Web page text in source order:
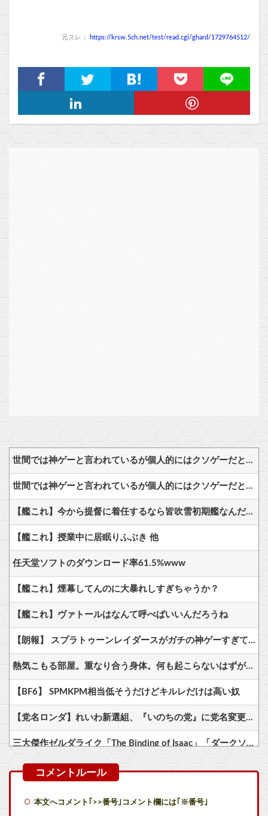
元スレ： https://krsw.5ch.net/test/read.cgi/ghard/1729764512/
世間では神ゲーと言われているが個人的にはクソゲーだと思うゲーム挙げてけ
世間では神ゲーと言われているが個人的にはクソゲーだと思うゲーム挙げてけ
【艦これ】今から提督に着任するなら皆吹雪初期艦なんだろうか
【艦これ】授業中に居眠りふぶき 他
任天堂ソフトのダウンロード率61.5%www
【艦これ】煙幕してんのに大暴れしすぎちゃうか？
【艦これ】ヴァトールはなんて呼べばいいんだろうね
【朗報】 スプラトゥーンレイダースがガチの神ゲーすぎて世界中で大絶賛ｗｗｗｗｗｗｗ
熱気こもる部屋。重なり合う身体。何も起こらないはずがなく……
【BF6】 SPMKPM相当低そうだけどキルレだけは高い奴
【党名ロンダ】れいわ新選組、『いのちの党』に党名変更！さらに胡散臭くなってしまうｗｗｗｗｗ
三大傑作ゼルダライク「The Binding of Isaac」「ダークソウル」あとひとつは？
【悲報】コレコレ、月収1億円ｗｗｗそりゃ外出るのにボディガードつけるわ…
本文へコメント｢>>番号｣コメント欄には｢※番号｣